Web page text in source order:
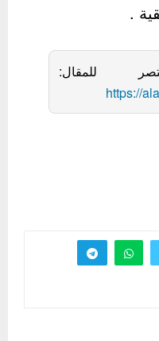
.
للمقال:
https://